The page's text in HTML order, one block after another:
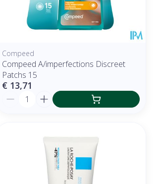
Compeed
Compeed A/imperfections Discreet
Patchs 15
€ 13,71
Aantal